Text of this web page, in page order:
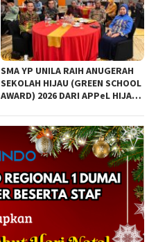
SMA YP UNILA RAIH ANUGERAH
SEKOLAH HIJAU (GREEN SCHOOL
AWARD) 2026 DARI APPeL HIJAU